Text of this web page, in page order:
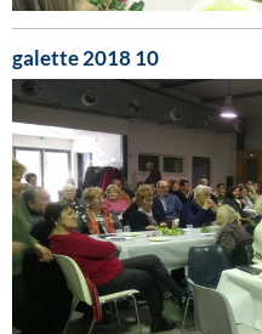
galette 2018 10